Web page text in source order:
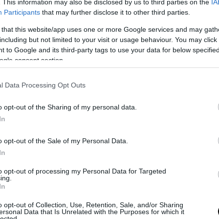
This information may also be disclosed by us to third parties on the
Participants that may further disclose it to other third parties.
that this website/app uses one or more Google services and may
but not limited to your visit or usage behaviour. You may
to Google and its third-party tags to use your data for below
consent section.
Data Processing Opt Outs
opt-out of the Sharing of my personal data.
opt-out of the Sale of my Personal Data.
opt-out of processing my Personal Data for Targeted
opt-out of Collection, Use, Retention, Sale, and/or Sharing
Data that Is Unrelated with the Purposes for which it
e Manlio Grillo, i quali furono condannati a 18 anni di
omicidio colposo. Una condanna che non impedì a Lollo e Grillo
estinta la propria pena grazie a coperture e prescrizioni. Un
una stagione dove “uccidere i fascisti non era reato“.
morale
del murales in memoria di Stefano e Virgilio Mattei rappresenta